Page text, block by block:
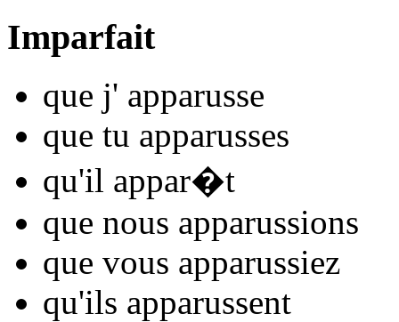
Imparfait
que j' apparusse
que tu apparusses
qu'il appar�t
que nous apparussions
que vous apparussiez
qu'ils apparussent